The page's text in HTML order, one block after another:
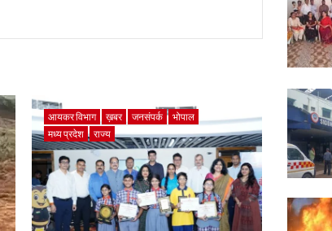
आयकर विभाग ख़बर जनसंपर्क
भोपाल
मध्य प्रदेश
राज्य